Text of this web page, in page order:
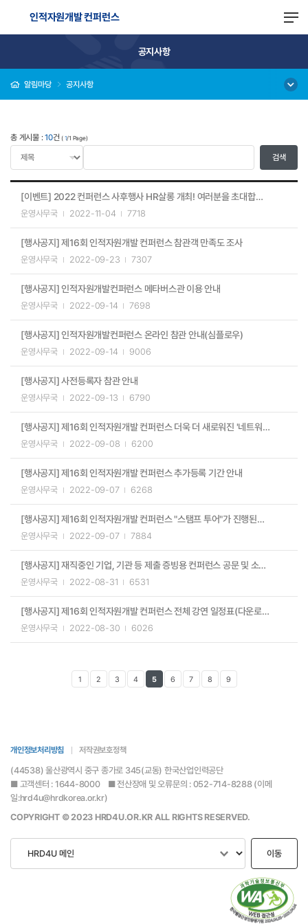
인적자원개발 컨퍼런스
공지사항
알림마당 공지사항
총 게시물 :10건 (1 /1 Page)
[이벤트] 2022 컨퍼런스 사후행사 HR살롱 개최! 여러분을 초대합니다~ (필수 준비물은 '명함')
운영사무국 2022-11-04 7718
[행사공지] 제16회 인적자원개발 컨퍼런스 참관객 만족도 조사
운영사무국 2022-09-23 7307
[행사공지] 인적자원개발컨퍼런스 메타버스관 이용 안내
운영사무국 2022-09-14 7698
[행사공지] 인적자원개발컨퍼런스 온라인 참관 안내(심플로우)
운영사무국 2022-09-14 9006
[행사공지] 사전등록자 참관 안내
운영사무국 2022-09-13 6790
[행사공지] 제16회 인적자원개발 컨퍼런스 더욱 더 새로워진 '네트워킹 라운지' 미리보기!!
운영사무국 2022-09-08 6200
[행사공지] 제16회 인적자원개발 컨퍼런스 추가등록 기간 안내
운영사무국 2022-09-07 6268
[행사공지] 제16회 인적자원개발 컨퍼런스 "스탬프 투어"가 진행된다는 것 알고 계신가요?!
운영사무국 2022-09-07 7884
[행사공지] 재직중인 기업, 기관 등 제출 증빙용 컨퍼런스 공문 및 소개자료
운영사무국 2022-08-31 6531
[행사공지] 제16회 인적자원개발 컨퍼런스 전체 강연 일정표(다운로드용)
운영사무국 2022-08-30 6026
1 2 3 4 5 6 7 8 9
개인정보처리방침 저작권보호정책
(44538) 울산광역시 중구 종가로 345(교동) 한국산업인력공단
■ 고객센터 : 1644-8000 ■ 전산장애 및 오류문의 : 052-714-8288 (이메
일:hrd4u@hrdkorea.or.kr)
COPYRIGHT © 2023 HRD4U.OR.KR ALL RIGHTS RESERVED.
이동